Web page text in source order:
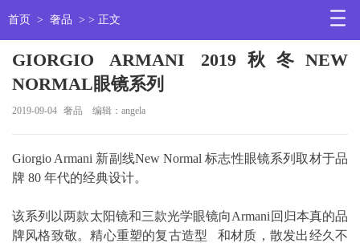
首页 > 奢品 > > 正文
GIORGIO ARMANI 2019秋冬NEW
NORMAL眼镜系列
2019-09-04 奢品 编辑：angela
Giorgio Armani 新副线New Normal 标志性眼镜系列取材于品
牌 80 年代的经典设计。
该系列以两款太阳镜和三款光学眼镜向Armani回归本真的品
牌风格致敬。精心重塑的复古造型 和材质，散发出经久不